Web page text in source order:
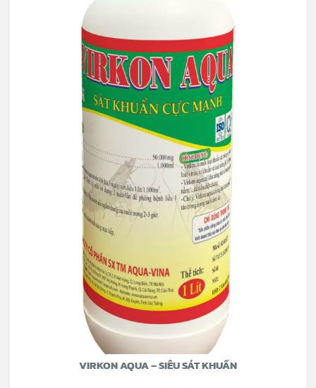
VIRKON AQUA – SIÊU SÁT KHUẨN